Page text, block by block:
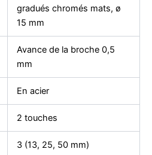
gradués chromés mats, ø
15 mm
Avance de la broche 0,5
mm
En acier
2 touches
3 (13, 25, 50 mm)